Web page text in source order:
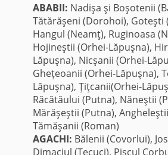
ABABII: Nadişa şi Boşotenii
Tătărăşeni (Dorohoi), Goteşti
Hangul (Neamţ), Ruginoasa
Hojineştii (Orhei-Lăpuşna),
Lăpuşna), Nicşanii (Orhei-
Gheţeoanii (Orhei-Lăpuşna),
Lăpuşna), Ţiţcanii(Orhei-
Răcătăului (Putna), Năneştii
Mărăşeştii (Putna),
Tămăşanii (Roman)
AGACHI: Bălenii (Covorlui),
Dimaciul (Tecuci), Piscul